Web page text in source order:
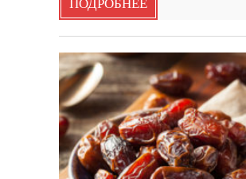
ПОДРОБНЕЕ